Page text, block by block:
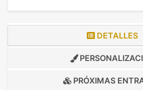
DETALLES
PRÓXIMAS